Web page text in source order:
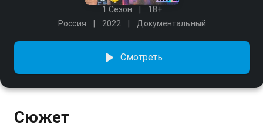
1 Сезон
18+
Россия
2022 Документальный
Смотреть
Сюжет